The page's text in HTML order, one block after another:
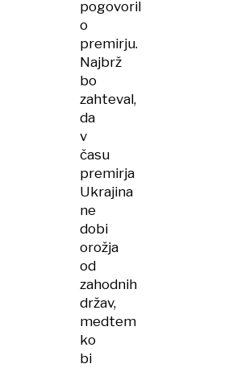
pogovoril
o
premirju.
Najbrž
bo
zahteval,
da
v
času
premirja
Ukrajina
ne
dobi
orožja
od
zahodnih
držav,
medtem
ko
bi